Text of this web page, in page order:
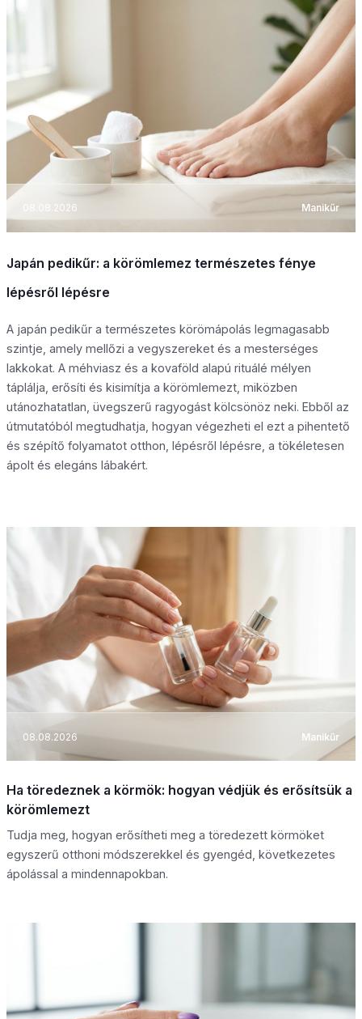
08.08.2026 Manikűr
Japán pedikűr: a körömlemez természetes fénye
lépésről lépésre
A japán pedikűr a természetes körömápolás legmagasabb
szintje, amely mellőzi a vegyszereket és a mesterséges
lakkokat. A méhviasz és a kovaföld alapú rituálé mélyen
táplálja, erősíti és kisimítja a körömlemezt, miközben
utánozhatatlan, üvegszerű ragyogást kölcsönöz neki. Ebből az
útmutatóból megtudhatja, hogyan végezheti el ezt a pihentető
és szépítő folyamatot otthon, lépésről lépésre, a tökéletesen
ápolt és elegáns lábakért.
08.08.2026 Manikűr
Ha töredeznek a körmök: hogyan védjük és erősítsük a
körömlemezt
Tudja meg, hogyan erősítheti meg a töredezett körmöket
egyszerű otthoni módszerekkel és gyengéd, következetes
ápolással a mindennapokban.